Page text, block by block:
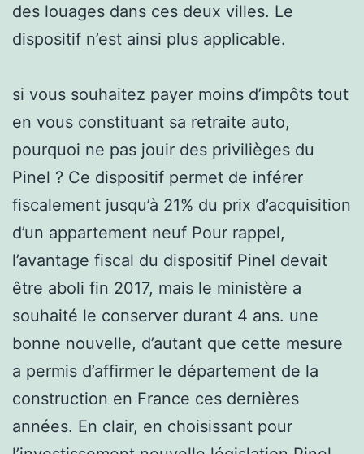
des louages dans ces deux villes. Le
dispositif n’est ainsi plus applicable.
si vous souhaitez payer moins d’impôts tout
en vous constituant sa retraite auto,
pourquoi ne pas jouir des privilièges du
Pinel ? Ce dispositif permet de inférer
fiscalement jusqu’à 21% du prix d’acquisition
d’un appartement neuf Pour rappel,
l’avantage fiscal du dispositif Pinel devait
être aboli fin 2017, mais le ministère a
souhaité le conserver durant 4 ans. une
bonne nouvelle, d’autant que cette mesure
a permis d’affirmer le département de la
construction en France ces dernières
années. En clair, en choisissant pour